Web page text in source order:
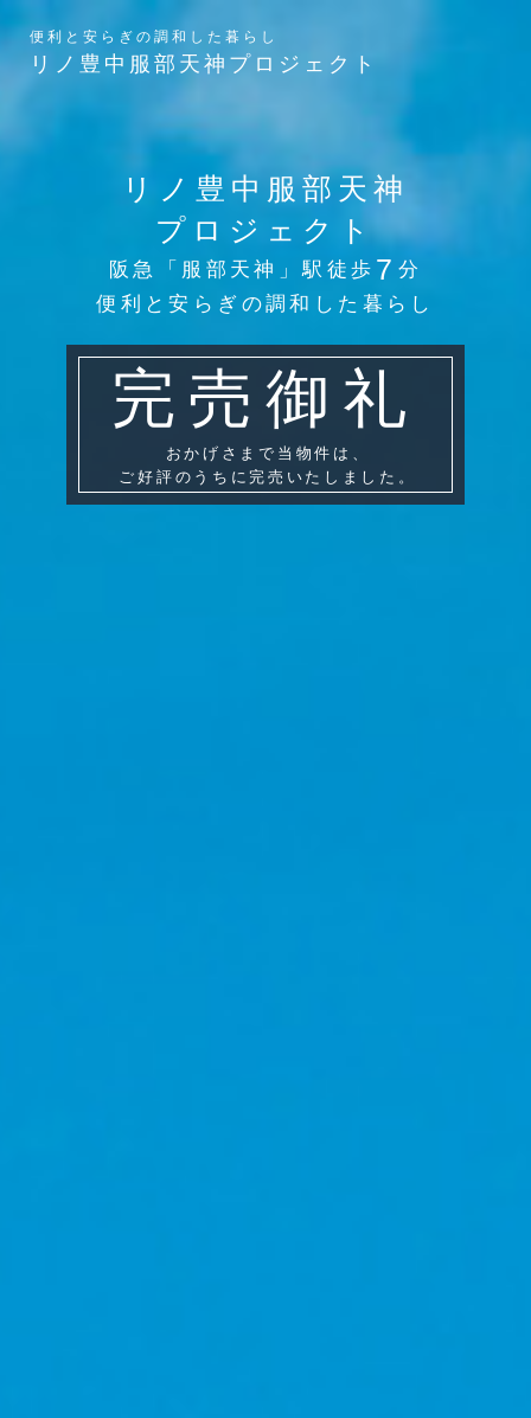
便利と安らぎの調和した暮らし
リノ豊中服部天神プロジェクト
リノ豊中服部天神
プロジェクト
阪急「服部天神」駅徒歩 7 分
便利と安らぎの調和した暮らし
完売御礼
おかげさまで当物件は、
ご好評のうちに完売いたしました。